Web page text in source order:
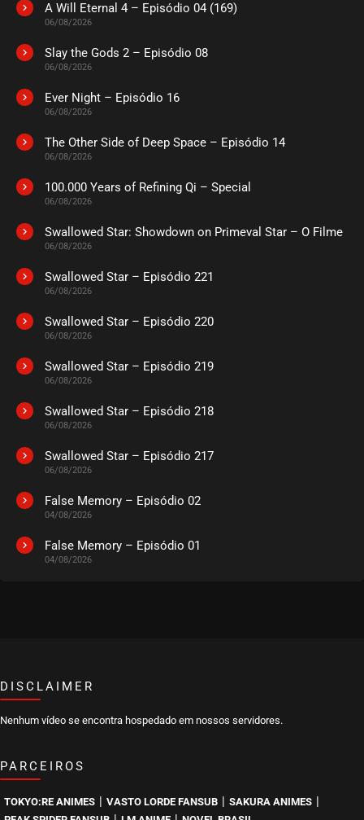
A Will Eternal 4 – Episódio 04 (169)
06/08/2026
Slay the Gods 2 – Episódio 08
06/08/2026
Ever Night – Episódio 16
06/08/2026
The Other Side of Deep Space – Episódio 14
06/08/2026
100.000 Years of Refining Qi – Special
06/08/2026
Swallowed Star: Showdown on Primeval Star – O Filme
06/08/2026
Swallowed Star – Episódio 221
06/08/2026
Swallowed Star – Episódio 220
06/08/2026
Swallowed Star – Episódio 219
06/08/2026
Swallowed Star – Episódio 218
06/08/2026
Swallowed Star – Episódio 217
06/08/2026
False Memory – Episódio 02
04/08/2026
False Memory – Episódio 01
04/08/2026
DISCLAIMER
Nenhum vídeo se encontra hospedado em nossos servidores.
PARCEIROS
TOKYO:RE ANIMES VASTO LORDE FANSUB SAKURA ANIMES